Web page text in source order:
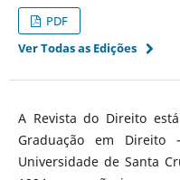
PDF
Ver Todas as Edições
A Revista do Direito
Graduação em
Universidade de Santa